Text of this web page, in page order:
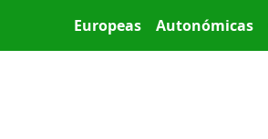
Main menu
Europeas Autonómicas